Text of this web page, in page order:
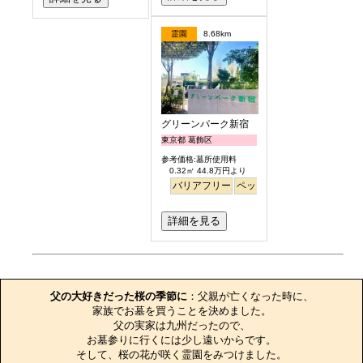
霊園 8.68km
グリーンパーク新宿
東京都 葛飾区
参考価格:墓所使用料
0.32㎡ 44.8万円より
バリアフリー ペット
詳細を見る
父の大好きだった桜の季節に：父親が亡くなった時に、
家族でお墓を買うことを決めました。
父の実家は九州だったので、
お墓参りに行くには少し遠いからです。
そして、桜の花が咲く霊園をみつけました。